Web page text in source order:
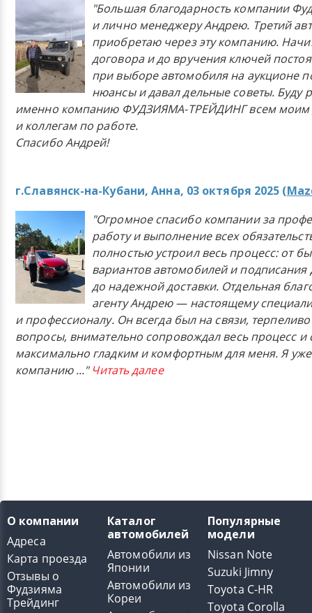
"Большая благодарность компании
и лично менеджеру Андрею. Третий
приобретаю через эту компанию.
договора и до вручения ключей
при выборе автомобиля на аукционе
нюансы и давал дельные советы. Буду
именно компанию ФУДЗИЯМА-ТРЕЙДИНГ всем моим
и коллегам по работе.
Спасибо Андрей!
г.Славянск-на-Кубани, Анна, 03 октября 2025 (
"Огромное спасибо компании за
работу и выполнение всех
полностью устроил весь процесс: от
вариантов автомобилей и подписания
до надежной доставки. Отдельная
агенту Андрею — настоящему
и профессионалу. Он всегда был на связи,
вопросы, внимательно сопровождал весь процесс и
максимально гладким и комфортным для меня. Я
компанию..." Читать далее
О компании
Адреса
Карта проезда
Отзывы о
Фудзияма
Трейдинг
Каталог
автомобилей
Автомобили из
Японии
Автомобили из
Кореи
Популярные
модели
Nissan Note
Suzuki Jimny
Toyota C-HR
Toyota Corolla